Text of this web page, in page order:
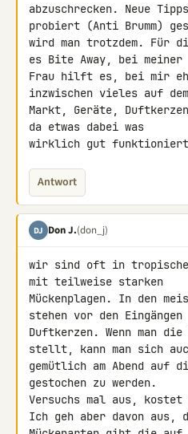
abzuschrecken. Neue
probiert (Anti Brumm)
wird man trotzdem. Für
es Bite Away, bei meiner
Frau hilft es, bei mir
inzwischen vieles auf dem
Markt, Geräte,
da etwas dabei was
wirklich gut
Antwort
DJ Don J.(don_j)
wir sind oft in
mit teilweise starken
Mückenplagen. In den
stehen vor den Eingängen
Duftkerzen. Wenn man
stellt, kann man sich
gemütlich am Abend auf
gestochen zu werden.
Versuchs mal aus,
Ich geh aber davon aus,